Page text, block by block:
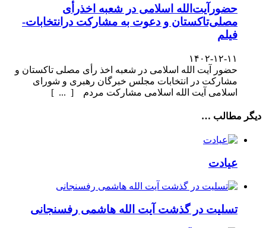
حضورآیت‌الله اسلامی در شعبه اخذرأی
مصلی‌تاکستان و دعوت به مشارکت درانتخابات-
فیلم
۱۴۰۲-۱۲-۱۱
حضور آیت الله اسلامی در شعبه اخذ رأی مصلی تاکستان و
مشارکت در انتخابات مجلس خبرگان رهبری و شورای
اسلامی آیت الله اسلامی مشارکت مردم [ ... ]
دیگر مطالب …
عیادت
تسلیت در گذشت آیت الله هاشمی رفسنجانی